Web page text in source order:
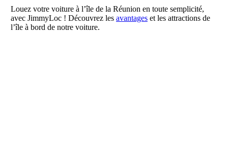
Louez votre voiture à l’île de la Réunion en toute semplicité,
avec JimmyLoc ! Découvrez les avantageset les attractions de
l’île à bord de notre voiture.